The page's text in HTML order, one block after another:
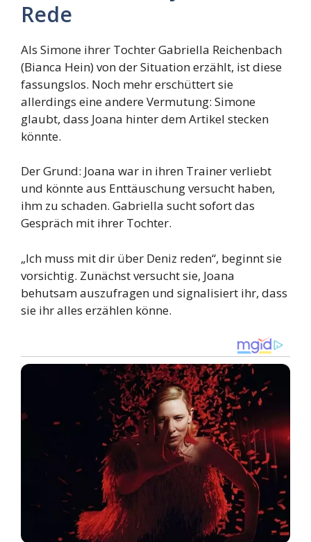
Rede
Als Simone ihrer Tochter Gabriella Reichenbach
(Bianca Hein) von der Situation erzählt, ist diese
fassungslos. Noch mehr erschüttert sie
allerdings eine andere Vermutung: Simone
glaubt, dass Joana hinter dem Artikel stecken
könnte.
Der Grund: Joana war in ihren Trainer verliebt
und könnte aus Enttäuschung versucht haben,
ihm zu schaden. Gabriella sucht sofort das
Gespräch mit ihrer Tochter.
„Ich muss mit dir über Deniz reden“, beginnt sie
vorsichtig. Zunächst versucht sie, Joana
behutsam auszufragen und signalisiert ihr, dass
sie ihr alles erzählen könne.